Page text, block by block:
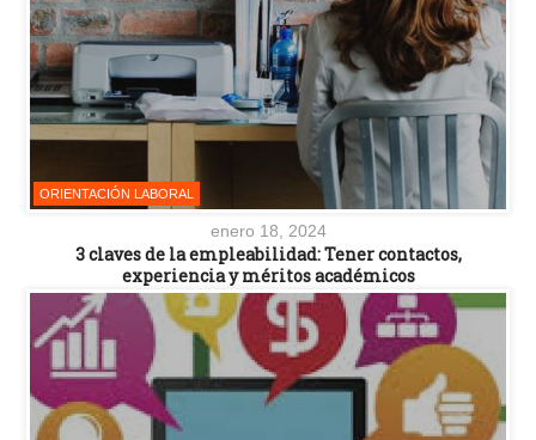
ORIENTACIÓN LABORAL
enero 18, 2024
3 claves de la empleabilidad: Tener contactos,
experiencia y méritos académicos